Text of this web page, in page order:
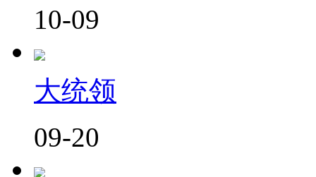
10-09
大统领
09-20